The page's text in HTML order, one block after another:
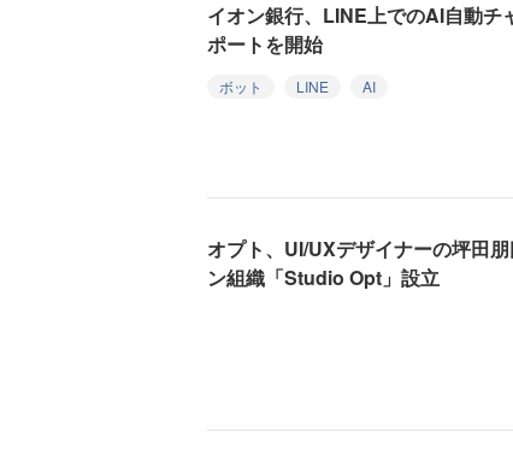
イオン銀行、LINE上でのAI自動チ
ポートを開始
ボット LINE
AI
オプト、UI/UXデザイナーの坪田
ン組織「Studio Opt」設立